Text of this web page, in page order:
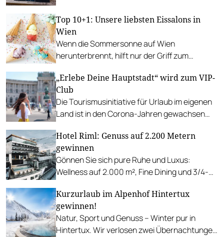
Top 10+1: Unsere liebsten Eissalons in
Wien
Wenn die Sommersonne auf Wien
herunterbrennt, hilft nur der Griff zum
am liebsten ab.
„Erlebe Deine Hauptstadt“ wird zum VIP-
Club
Die Tourismusinitiative für Urlaub im eigenen
Land ist in den Corona-Jahren gewachsen
Hotel Riml: Genuss auf 2.200 Metern
gewinnen
Gönnen Sie sich pure Ruhe und Luxus:
Wellness auf 2.000 m², Fine Dining und 3/4-
Personen gewinnen.
Kurzurlaub im Alpenhof Hintertux
gewinnen!
Natur, Sport und Genuss – Winter pur in
Hintertux. Wir verlosen zwei Übernachtungen